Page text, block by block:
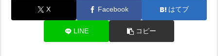
X Facebook はてブ
LINE コピー